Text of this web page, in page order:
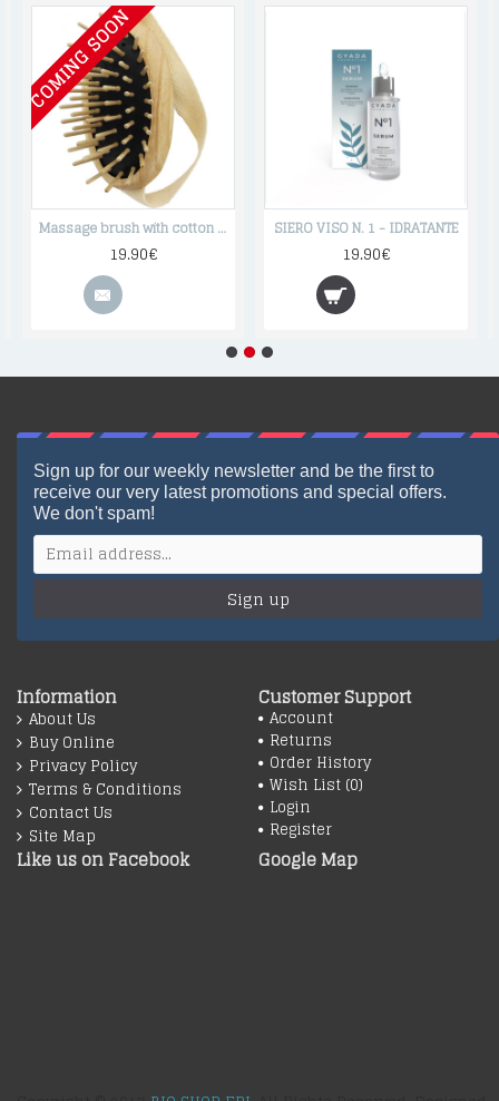
COMING SOON
Massage brush with cotton strap
19.90€
SIERO VISO N. 1 - IDRATANTE
19.90€
Sign up for our weekly newsletter and be the first to
receive our very latest promotions and special offers.
We don't spam!
Sign up
Information
About Us
Buy Online
Privacy Policy
Terms & Conditions
Contact Us
Site Map
Customer Support
Account
Returns
Order History
Wish List (0)
Login
Register
Like us on Facebook Google Map